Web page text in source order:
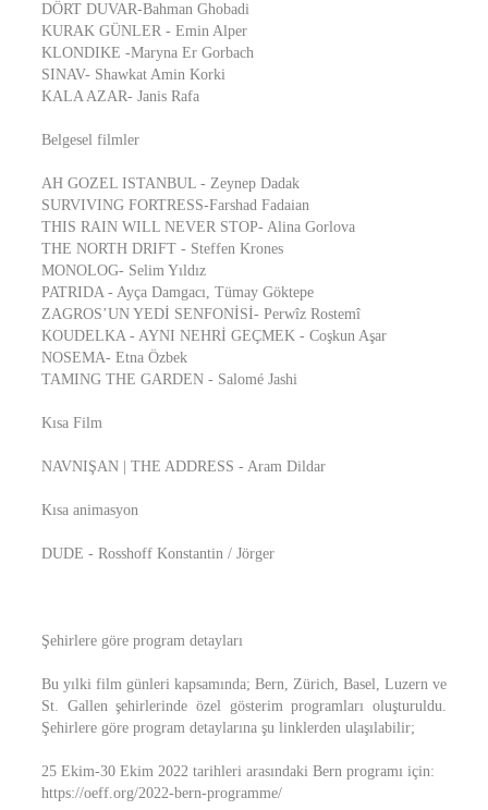
DÖRT DUVAR-Bahman Ghobadi
KURAK GÜNLER - Emin Alper
KLONDIKE -Maryna Er Gorbach
SINAV- Shawkat Amin Korki
KALA AZAR- Janis Rafa
Belgesel filmler
AH GOZEL ISTANBUL - Zeynep Dadak
SURVIVING FORTRESS-Farshad Fadaian
THIS RAIN WILL NEVER STOP- Alina Gorlova
THE NORTH DRIFT - Steffen Krones
MONOLOG- Selim Yıldız
PATRIDA - Ayça Damgacı, Tümay Göktepe
ZAGROS’UN YEDİ SENFONİSİ- Perwîz Rostemî
KOUDELKA - AYNI NEHRİ GEÇMEK - Coşkun Aşar
NOSEMA- Etna Özbek
TAMING THE GARDEN - Salomé Jashi
Kısa Film
NAVNIŞAN | THE ADDRESS - Aram Dildar
Kısa animasyon
DUDE - Rosshoff Konstantin / Jörger
Şehirlere göre program detayları
Bu yılki film günleri kapsamında; Bern, Zürich, Basel, Luzern ve
St. Gallen şehirlerinde özel gösterim programları oluşturuldu.
Şehirlere göre program detaylarına şu linklerden ulaşılabilir;
25 Ekim-30 Ekim 2022 tarihleri arasındaki Bern programı için:
https://oeff.org/2022-bern-programme/